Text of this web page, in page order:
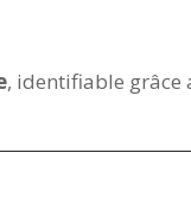
, identifiable grâce